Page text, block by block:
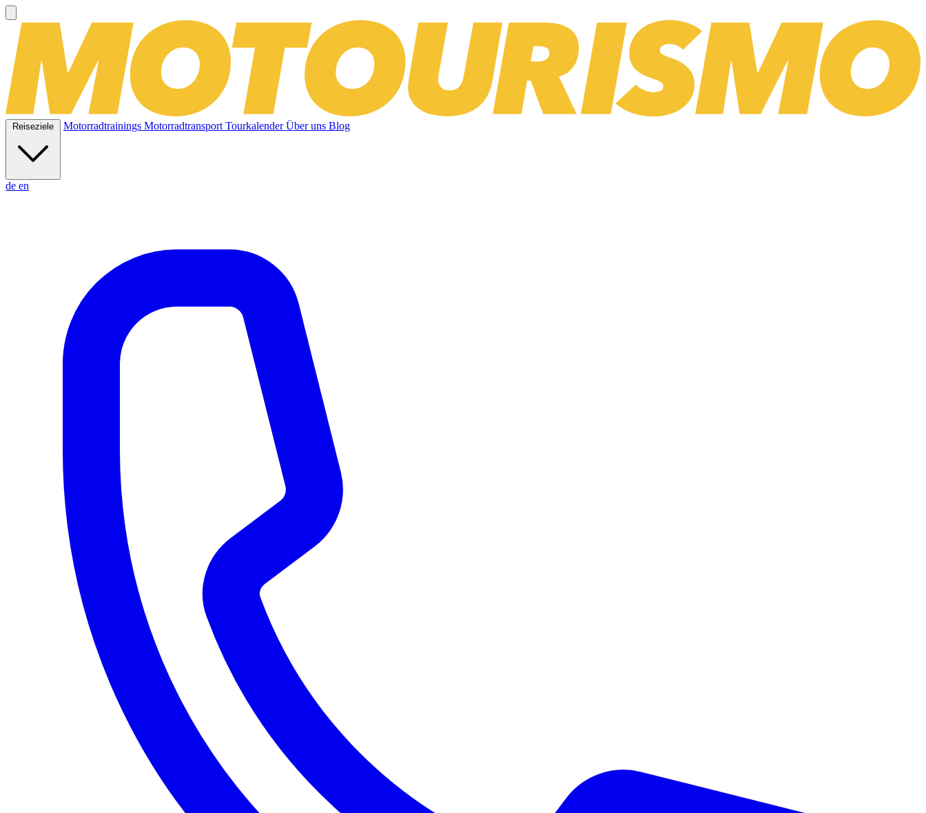
Reiseziele Motorradtrainings Motorradtransport TourkalenderÜber uns Blog
de en